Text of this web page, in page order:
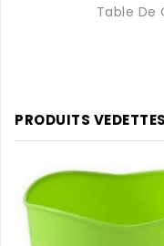
Table De
PRODUITS VEDETTES